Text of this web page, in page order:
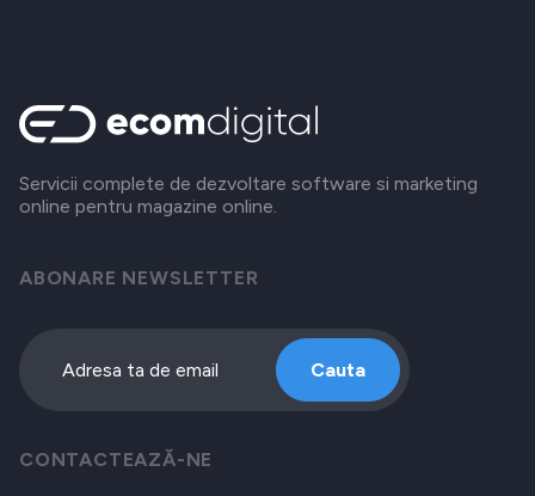
Servicii complete de dezvoltare software si marketing
online pentru magazine online.
ABONARE NEWSLETTER
Cauta
CONTACTEAZĂ-NE